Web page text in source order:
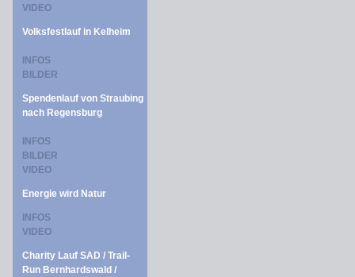
VIDEO
Volksfestlauf in Kelheim
INFOS
BILDER
Spendenlauf von Straubing
nach Regensburg
INFOS
BILDER
VIDEO
Energie wird Natur
INFOS
VIDEO
Charity Lauf SAD / Trail-
Run Bernhardswald /